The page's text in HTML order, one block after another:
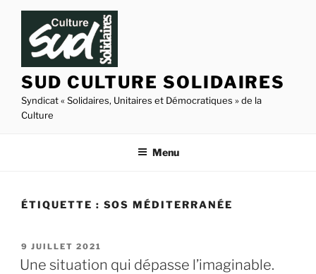
Aller
contenu
principal
SUD CULTURE SOLIDAIRES
Syndicat « Solidaires, Unitaires et Démocratiques » de la
Culture
Menu
ÉTIQUETTE : SOS MÉDITERRANÉE
PUBLIÉ
LE
9 JUILLET 2021
Une situation qui dépasse l’imaginable.